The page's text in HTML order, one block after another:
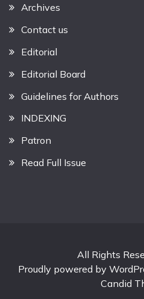
Archives
Contact us
Editorial
Editorial Board
Guidelines for Authors
INDEXING
Patron
Read Full Issue
All Rights
Proudly powered by
Candid